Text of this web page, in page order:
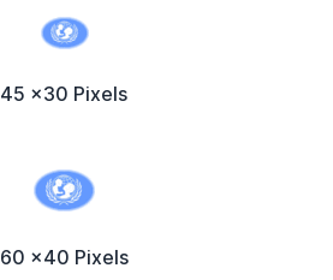
45 x30 Pixels
60 x40 Pixels